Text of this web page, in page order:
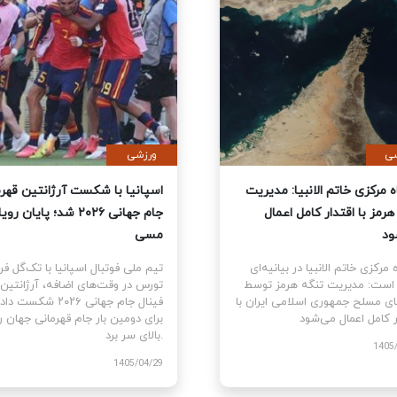
نمایندگان آمریکا قطعنامه
جنگ علیه ایران را تصویب کرد
نمایندگان ایالات متحده
قطعنامه اختیارات جنگی برای
توقف و پایان جنگ علیه ایران را با ۲۱۵
رای موافق در برابر ۲۰۸ رای مخالف
سیاسی
قرارگاه مرکزی خاتم الانبیا:
تنگه هرمز با اقتدار کامل اعمال
می‌شود
قرارگاه مرکزی خاتم الانبیا در
آورده است: مدیریت تنگه هرمز
نیروهای مسلح جمهوری اسلامی
اقتدار کامل اعمال می‌شود.